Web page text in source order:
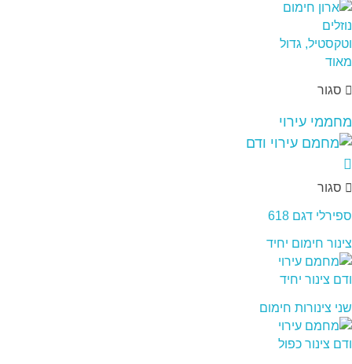
סגור
מחממי עירוי
סגור
ספירלי דגם 618
צינור חימום יחיד
שני צינורות חימום